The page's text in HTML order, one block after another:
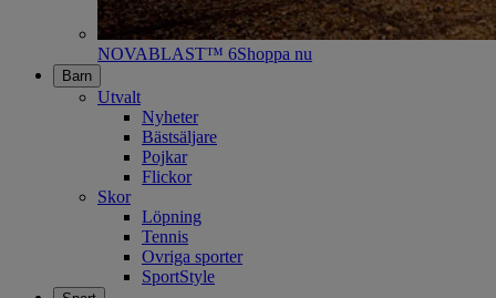
NOVABLAST™ 6Shoppa nu
Barn
Utvalt
Nyheter
Bästsäljare
Pojkar
Flickor
Skor
Löpning
Tennis
Ovriga sporter
SportStyle